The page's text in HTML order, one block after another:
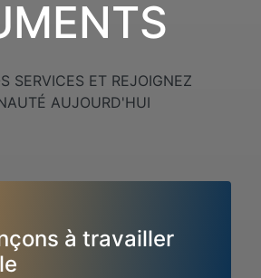
SERVICES ET REJOIGNEZ
AUJOURD'HUI
à travailler